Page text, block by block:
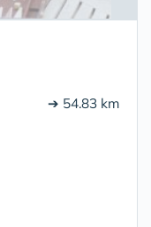
➔ 54.83 km